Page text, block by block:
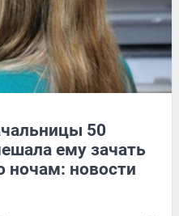
50
ему зачать
ночам: новости